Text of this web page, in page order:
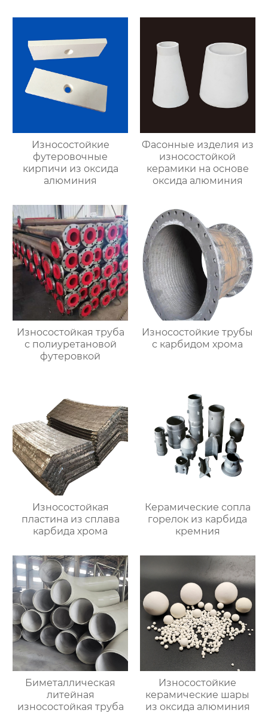
Износостойкие
футеровочные
кирпичи из оксида
алюминия
Фасонные изделия из
износостойкой
керамики на основе
оксида алюминия
Износостойкая труба
с полиуретановой
футеровкой
Износостойкие трубы
с карбидом хрома
Износостойкая
пластина из сплава
карбида хрома
Керамические сопла
горелок из карбида
кремния
Биметаллическая
литейная
износостойкая труба
Износостойкие
керамические шары
из оксида алюминия